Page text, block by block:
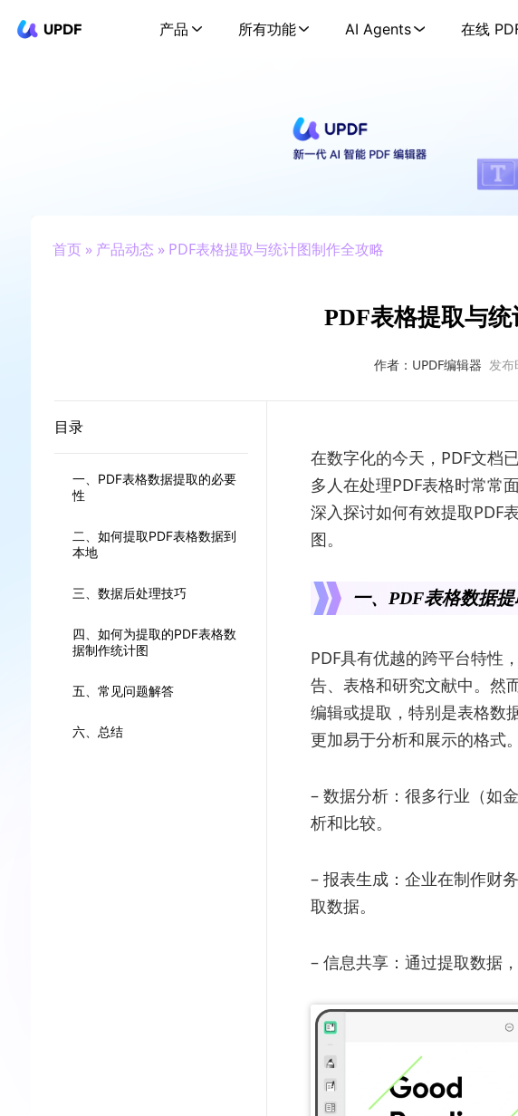
UPDF 产品 所有功能 AI Agents 在线
首页» 产品动态 » PDF表格提取与统计图制作全攻略
PDF表格提取与
作者：UPDF编辑器 发布
目录
一、PDF表格数据提取的必要
性
二、如何提取PDF表格数据到
本地
三、数据后处理技巧
四、如何为提取的PDF表格数
据制作统计图
五、常见问题解答
六、总结
在数字化的今天，PDF文档
多人在处理PDF表格时常常
深入探讨如何有效提取PDF
图。
一、PDF表格数据
PDF具有优越的跨平台特性
告、表格和研究文献中。然
编辑或提取，特别是表格数
更加易于分析和展示的格式。
– 数据分析：很多行业（如
析和比较。
– 报表生成：企业在制作财
取数据。
– 信息共享：通过提取数据